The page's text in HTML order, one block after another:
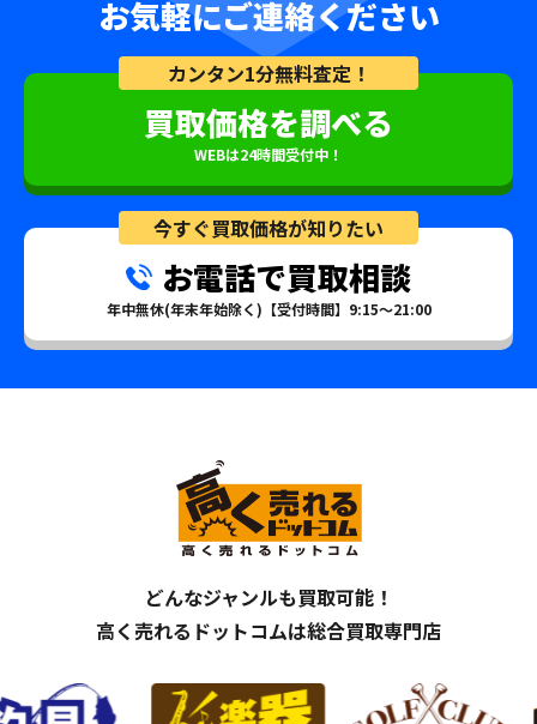
お気軽にご連絡ください
カンタン1分無料査定！
買取価格を調べる
WEBは24時間受付中！
今すぐ買取価格が知りたい
お電話で買取相談
年中無休(年末年始除く)【受付時間】9:15～21:00
どんなジャンルも買取可能！
高く売れるドットコムは総合買取専門店